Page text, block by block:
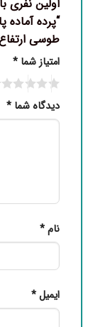
اولین نفری
طوسی ارتفاع 200 سانتی
امتیاز شما *
دیدگاه شما *
نام*
ایمیل*